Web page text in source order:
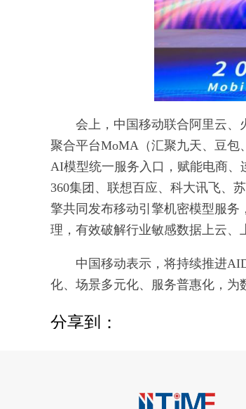
会上，中国移动联合阿里云、
聚合平台MoMA（汇聚九天、豆包
AI模型统一服务入口，赋能电商、
360集团、联想百应、科大讯飞、
擎共同发布移动引擎机密模型服务
理，有效破解行业敏感数据上云、
中国移动表示，将持续推进
化、场景多元化、服务普惠化，为
分享到：